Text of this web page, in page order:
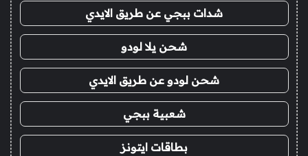
شدات ببجي عن طريق الايدي
شحن يلا لودو
شحن لودو عن طريق الايدي
شعبية ببجي
بطاقات ايتونز